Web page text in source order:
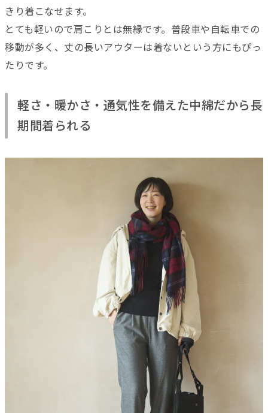
きり着こなせます。
とても軽いので肩こりとは無縁です。普段車や自転車での
移動が多く、丈の長いアウターは着ないという方にもぴっ
たりです。
軽さ・暖かさ・通気性を備えた中綿だから長
期間着られる